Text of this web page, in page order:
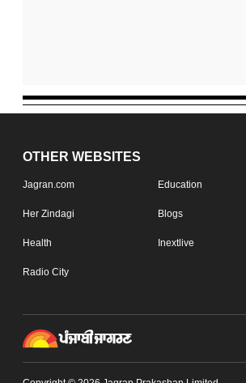
OTHER WEBSITES
Jagran.com Education
Her Zindagi Blogs
Health Inextlive
Radio City